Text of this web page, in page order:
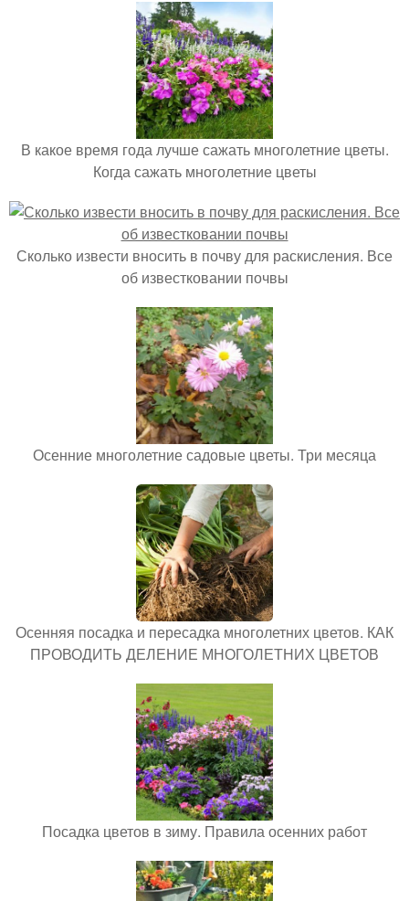
В какое время года лучше сажать многолетние цветы.
Когда сажать многолетние цветы
Сколько извести вносить в почву для раскисления. Все
об известковании почвы
Осенние многолетние садовые цветы. Три месяца
Осенняя посадка и пересадка многолетних цветов. КАК
ПРОВОДИТЬ ДЕЛЕНИЕ МНОГОЛЕТНИХ ЦВЕТОВ
Посадка цветов в зиму. Правила осенних работ